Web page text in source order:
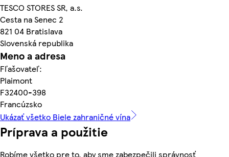
TESCO STORES SR, a.s.
Cesta na Senec 2
821 04 Bratislava
Slovenská republika
Meno a adresa
Fľašovateľ:
Plaimont
F32400-398
Francúzsko
Ukázať všetko Biele zahraničné vína
Príprava a použitie
Robíme všetko pre to, aby sme zabezpečili správnosť